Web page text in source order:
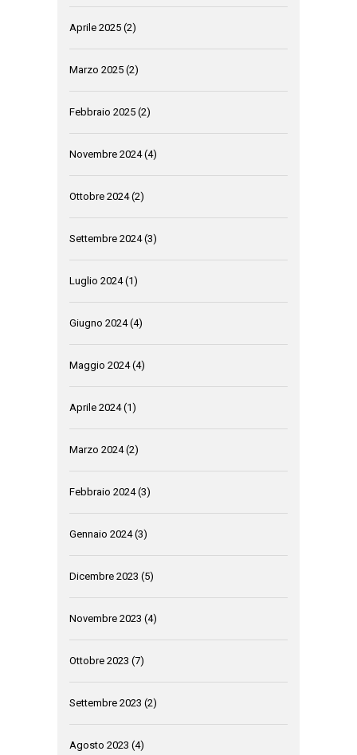
Aprile 2025 (2)
Marzo 2025 (2)
Febbraio 2025 (2)
Novembre 2024(4)
Ottobre 2024(2)
Settembre 2024(3)
Luglio 2024(1)
Giugno 2024(4)
Maggio 2024(4)
Aprile 2024(1)
Marzo 2024(2)
Febbraio 2024(3)
Gennaio 2024(3)
Dicembre 2023 (5)
Novembre 2023 (4)
Ottobre 2023 (7)
Settembre 2023 (2)
Agosto 2023 (4)